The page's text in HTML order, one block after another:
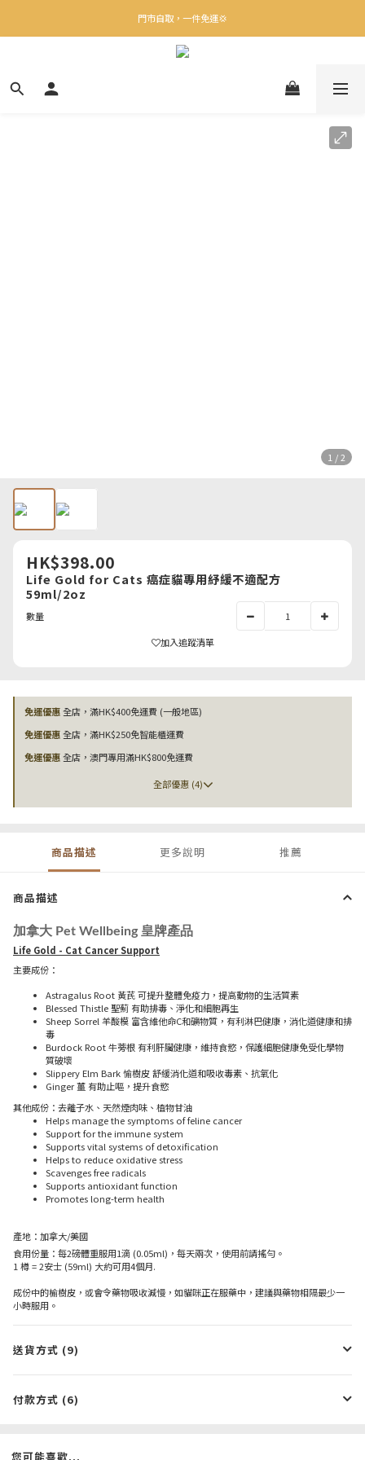
✨下載Three Little Meow App 即享多重禮遇！
門市自取，一件免運💢
🛒購物滿$400送貨上門免運
1 / 2
HK$398.00
Life Gold for Cats 癌症貓專用紓緩不適配方
59ml/2oz
數量
加入追蹤清單
免運優惠全店，滿HK$400免運費 (一般地區)
免運優惠全店，滿HK$250免智能櫃運費
免運優惠全店，澳門專用滿HK$800免運費
全部優惠 (4)
商品描述 更多說明 推薦
商品描述
加拿大 Pet Wellbeing 皇牌產品
Life Gold - Cat Cancer Support
主要成份：
Astragalus Root 黃芪可提升整體免疫力，提高動物的生活質素
Blessed Thistle 聖薊 有助排毒、淨化和細胞再生
Sheep Sorrel 羊酸模 富含維他命C和礦物質， 有利淋巴健康，消化道健康和排
毒
Burdock Root 牛蒡根 有利肝臟健康 ， 維持食慾， 保護細胞健康免受化學物
質破壞
Slippery Elm Bark 愉樹皮舒緩消化道和吸收毒素 、 抗氧化
Ginger 薑 有助止嘔，提升食慾
其他成份：去離子水、天然煙肉味、植物甘油
Helps manage the symptoms of feline cancer
Support for the immune system
Supports vital systems of detoxification
Helps to reduce oxidative stress
Scavenges free radicals
Supports antioxidant function
Promotes long-term health
產地：加拿大/美國
食用份量：每2磅體重服用1滴 (0.05ml)，每天兩次，使用前請搖勻。
1 樽 = 2安士 (59ml) 大約可用4個月.
成份中的榆樹皮，或會令藥物吸收減慢，如貓咪正在服藥中，建議與藥物相隔最少一
小時服用。
送貨方式 (9)
付款方式 (6)
您可能喜歡...